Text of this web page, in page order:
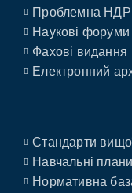
Проблемна НДР
Наукові форуми
Фахові видання
Електронний
Стандарти
Навчальні плани
Нормативна